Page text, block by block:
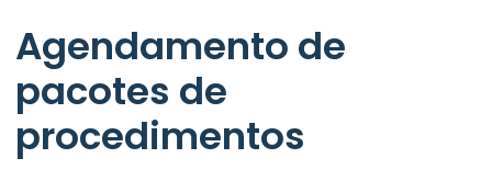
Agendamento de
pacotes de
procedimentos